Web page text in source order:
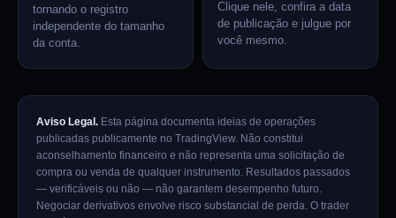
tornando o registro
independente do tamanho
da conta.
Clique nele, confira a data
de publicação e julgue por
você mesmo.
Aviso Legal. Esta página documenta ideias de operações
publicadas publicamente no TradingView. Não constitui
aconselhamento financeiro e não representa uma solicitação de
compra ou venda de qualquer instrumento. Resultados passados
— verificáveis ou não — não garantem desempenho futuro.
Negociar derivativos envolve risco substancial de perda. O trader